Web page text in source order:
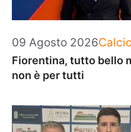
09 Agosto 2026
Fiorentina, tutto bello
non è per tutti